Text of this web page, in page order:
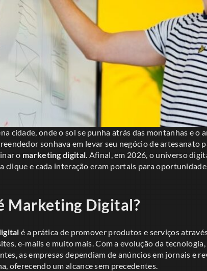
cidade, onde o sol se punha atrás das montanhas e o
sonhava em levar seu negócio de artesanato
o marketing digital. Afinal, em 2026, o universo
clique e cada interação eram portais para
Marketing Digital?
é a prática de promover produtos e serviços
e-mails e muito mais. Com a evolução da
as empresas dependiam de anúncios em jornais e
oferecendo um alcance sem precedentes.